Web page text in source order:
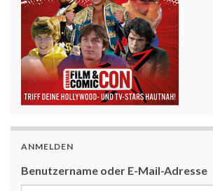
ANMELDEN
Benutzername oder E-Mail-Adresse